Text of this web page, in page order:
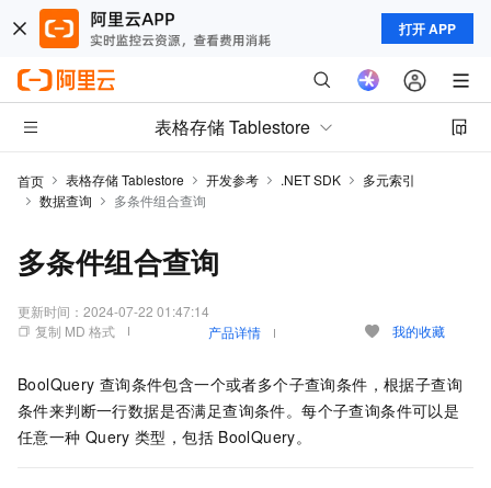
打开 APP
表格存储 Tablestore
首页 表格存储 Tablestore 开发参考 .NET SDK
多元索引
数据查询
多条件组合查询
多条件组合查询
更新时间： 2024-07-22 01:47:14
复制 MD 格式
产品详情 我的收藏
BoolQuery 查询条件包含一个或者多个子查询条件，根据子查询
条件来判断一行数据是否满足查询条件。每个子查询条件可以是
任意一种 Query 类型，包括 BoolQuery。